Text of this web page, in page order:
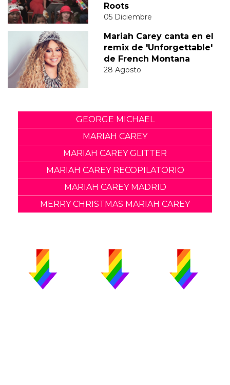
Roots
05 Diciembre
Mariah Carey canta en el
remix de 'Unforgettable'
de French Montana
28 Agosto
GEORGE MICHAEL
MARIAH CAREY
MARIAH CAREY GLITTER
MARIAH CAREY RECOPILATORIO
MARIAH CAREY MADRID
MERRY CHRISTMAS MARIAH CAREY